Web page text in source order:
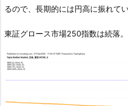
るので、長期的には円高に振れて
東証グロース市場250指数は続落。